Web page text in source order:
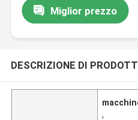
Miglior prezzo
DESCRIZIONE DI
,